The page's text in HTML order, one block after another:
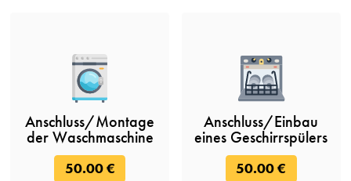
Anschluss/Montage
der Waschmaschine
50.00 €
Anschluss/Einbau
eines Geschirrspülers
50.00 €